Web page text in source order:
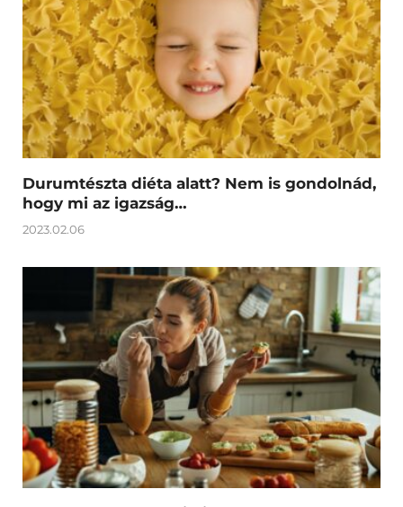
Durumtészta diéta alatt? Nem is gondolnád,
hogy mi az igazság…
2023.02.06